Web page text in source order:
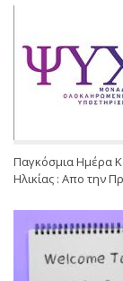
Παγκόσμια Ημέρα
Ηλικίας : Απο την